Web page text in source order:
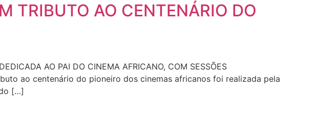
TRIBUTO AO CENTENÁRIO DO
AO PAI DO CINEMA AFRICANO, COM SESSÕES
ao centenário do pioneiro dos cinemas africanos foi realizada pela
[…]